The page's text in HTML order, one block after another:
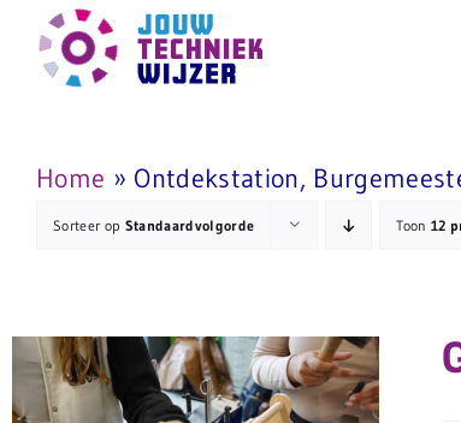
naar
Home » Ontdekstation,
Sorteer op Standaardvolgorde Toon 12